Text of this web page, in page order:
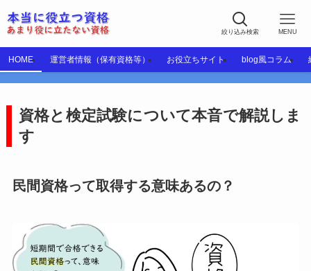
絞り込み検索 MENU
HOME 運営者情報（保有資格等） お役立ちサイト blog風コラム
資格と検定試験について本音で解説しま
す
民間資格って取得する意味あるの？